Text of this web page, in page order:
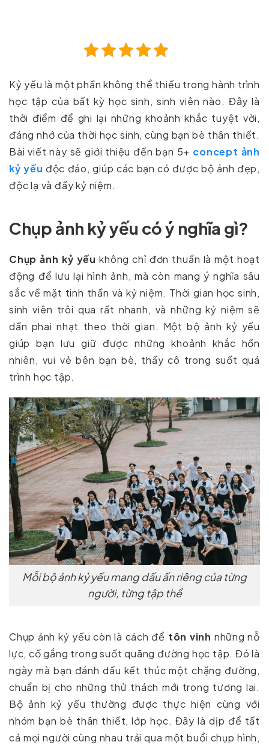
Kỷ yếu là một phần không thể thiếu trong hành trình
học tập của bất kỳ học sinh, sinh viên nào. Đây là
thời điểm để ghi lại những khoảnh khắc tuyệt vời,
đáng nhớ của thời học sinh, cùng bạn bè thân thiết.
Bài viết này sẽ giới thiệu đến bạn 5+ concept ảnh
kỷ yếu độc đáo, giúp các bạn có được bộ ảnh đẹp,
độc lạ và đầy kỷ niệm.
Chụp ảnh kỷ yếu có ý nghĩa gì?
Chụp ảnh kỷ yếu không chỉ đơn thuần là một hoạt
động để lưu lại hình ảnh, mà còn mang ý nghĩa sâu
sắc về mặt tinh thần và kỷ niệm. Thời gian học sinh,
sinh viên trôi qua rất nhanh, và những kỷ niệm sẽ
dần phai nhạt theo thời gian. Một bộ ảnh kỷ yếu
giúp bạn lưu giữ được những khoảnh khắc hồn
nhiên, vui vẻ bên bạn bè, thầy cô trong suốt quá
trình học tập.
Mỗi bộ ảnh kỷ yếu mang dấu ấn riêng của từng
người, từng tập thể
Chụp ảnh kỷ yếu còn là cách để tôn vinh những nỗ
lực, cố gắng trong suốt quãng đường học tập. Đó là
ngày mà bạn đánh dấu kết thúc một chặng đường,
chuẩn bị cho những thử thách mới trong tương lai.
Bộ ảnh kỷ yếu thường được thực hiện cùng với
nhóm bạn bè thân thiết, lớp học. Đây là dịp để tất
cả mọi người cùng nhau trải qua một buổi chụp hình,